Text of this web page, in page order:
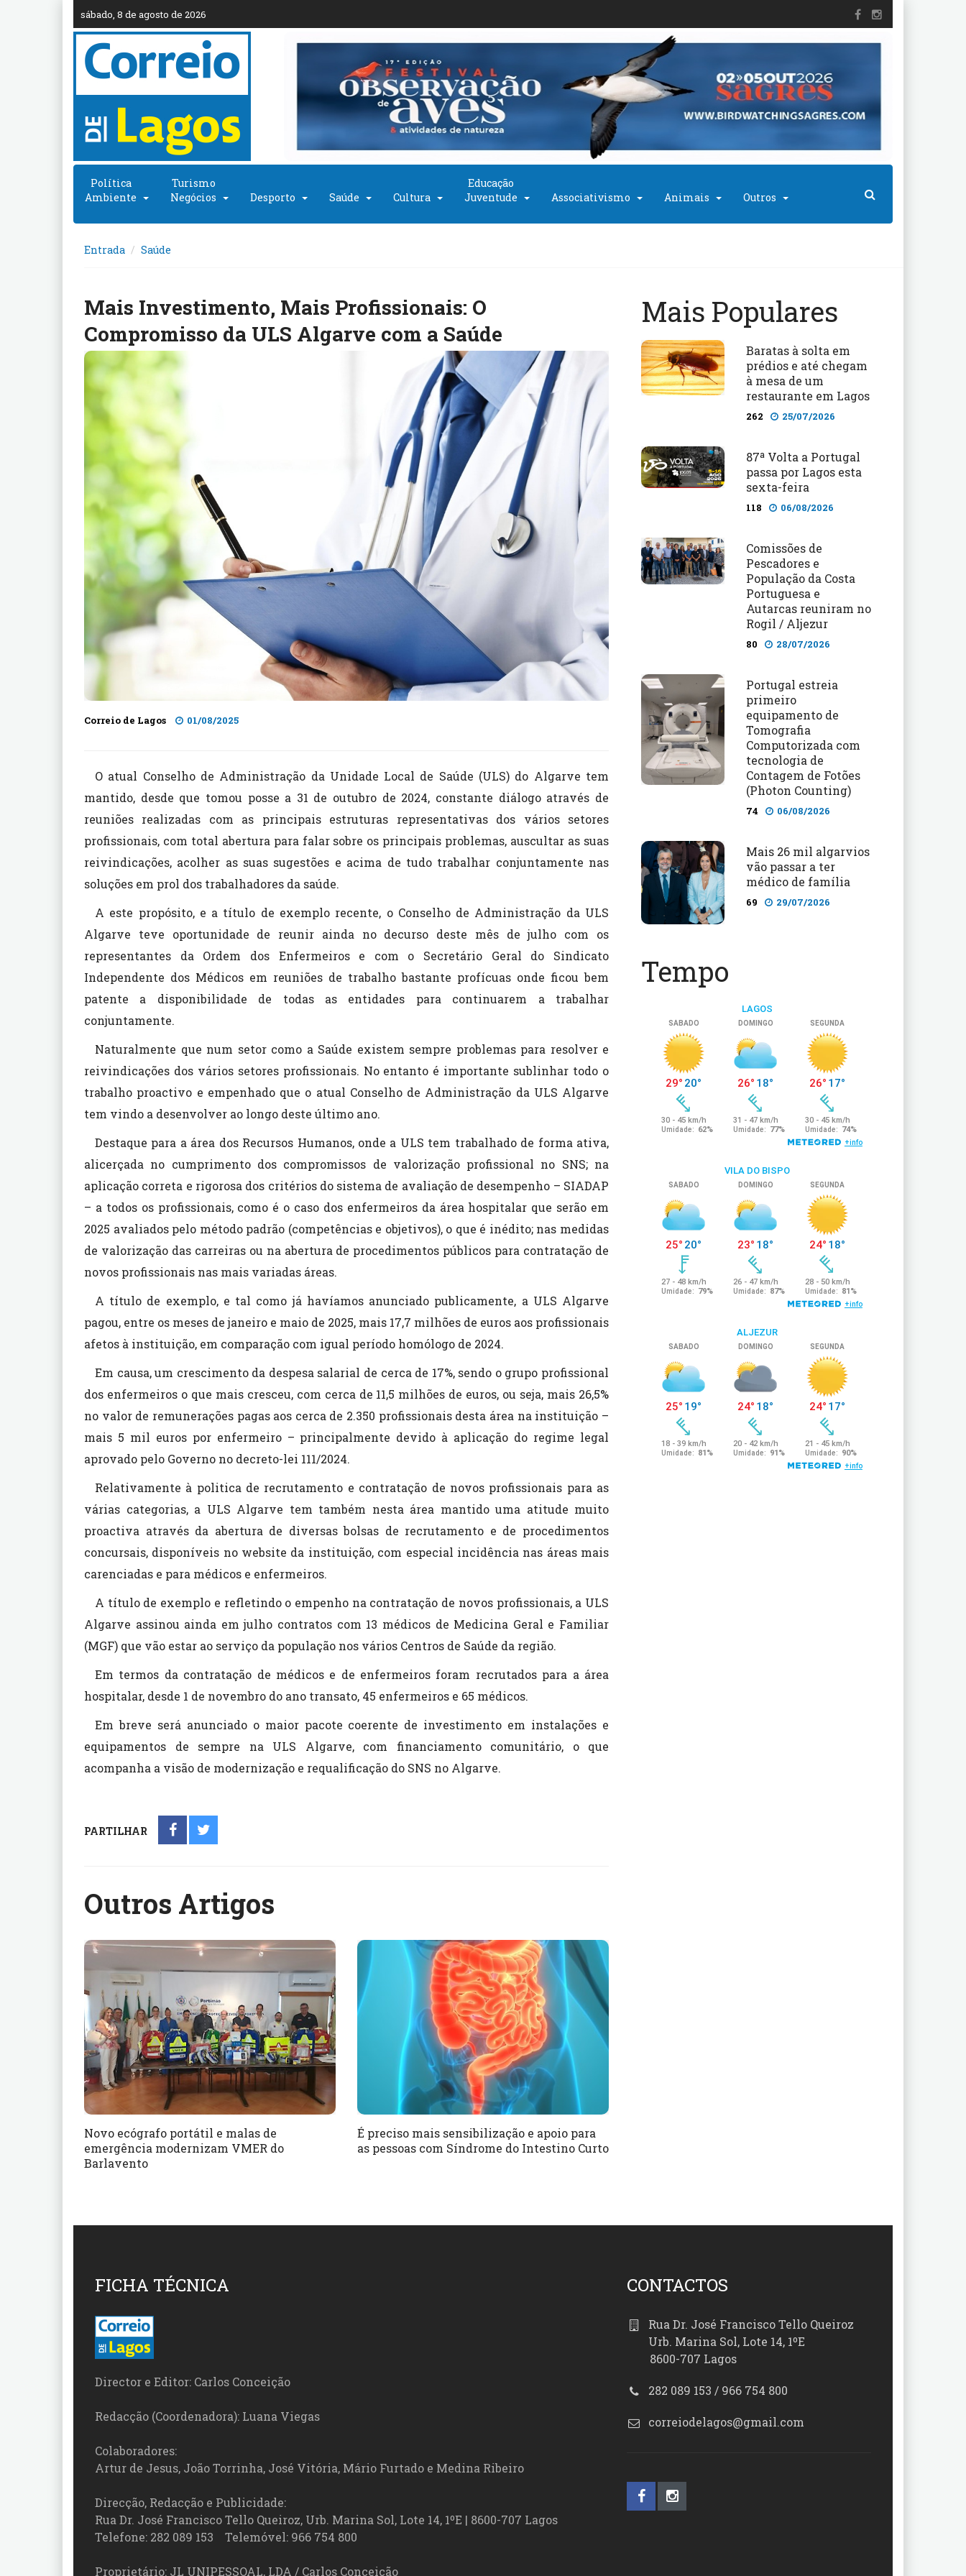
sábado, 8 de agosto de 2026
Política
Ambiente
Turismo
Negócios
Desporto Saúde Cultura
Educação
Juventude
Associativismo Animais Outros
Entrada Saúde
Mais Investimento, Mais Profissionais: O
Compromisso da ULS Algarve com a Saúde
Correio de Lagos 01/08/2025
O atual Conselho de Administração da Unidade Local de Saúde (ULS) do Algarve tem
mantido, desde que tomou posse a 31 de outubro de 2024, constante diálogo através de
reuniões realizadas com as principais estruturas representativas dos vários setores
profissionais, com total abertura para falar sobre os principais problemas, auscultar as suas
reivindicações, acolher as suas sugestões e acima de tudo trabalhar conjuntamente nas
soluções em prol dos trabalhadores da saúde.
A este propósito, e a título de exemplo recente, o Conselho de Administração da ULS
Algarve teve oportunidade de reunir ainda no decurso deste mês de julho com os
representantes da Ordem dos Enfermeiros e com o Secretário Geral do Sindicato
Independente dos Médicos em reuniões de trabalho bastante profícuas onde ficou bem
patente a disponibilidade de todas as entidades para continuarem a trabalhar
conjuntamente.
Naturalmente que num setor como a Saúde existem sempre problemas para resolver e
reivindicações dos vários setores profissionais. No entanto é importante sublinhar todo o
trabalho proactivo e empenhado que o atual Conselho de Administração da ULS Algarve
tem vindo a desenvolver ao longo deste último ano.
Destaque para a área dos Recursos Humanos, onde a ULS tem trabalhado de forma ativa,
alicerçada no cumprimento dos compromissos de valorização profissional no SNS; na
aplicação correta e rigorosa dos critérios do sistema de avaliação de desempenho – SIADAP
– a todos os profissionais, como é o caso dos enfermeiros da área hospitalar que serão em
2025 avaliados pelo método padrão (competências e objetivos), o que é inédito; nas medidas
de valorização das carreiras ou na abertura de procedimentos públicos para contratação de
novos profissionais nas mais variadas áreas.
A título de exemplo, e tal como já havíamos anunciado publicamente, a ULS Algarve
pagou, entre os meses de janeiro e maio de 2025, mais 17,7 milhões de euros aos profissionais
afetos à instituição, em comparação com igual período homólogo de 2024.
Em causa, um crescimento da despesa salarial de cerca de 17%, sendo o grupo profissional
dos enfermeiros o que mais cresceu, com cerca de 11,5 milhões de euros, ou seja, mais 26,5%
no valor de remunerações pagas aos cerca de 2.350 profissionais desta área na instituição –
mais 5 mil euros por enfermeiro – principalmente devido à aplicação do regime legal
aprovado pelo Governo no decreto-lei 111/2024.
Relativamente à politica de recrutamento e contratação de novos profissionais para as
várias categorias, a ULS Algarve tem também nesta área mantido uma atitude muito
proactiva através da abertura de diversas bolsas de recrutamento e de procedimentos
concursais, disponíveis no website da instituição, com especial incidência nas áreas mais
carenciadas e para médicos e enfermeiros.
A título de exemplo e refletindo o empenho na contratação de novos profissionais, a ULS
Algarve assinou ainda em julho contratos com 13 médicos de Medicina Geral e Familiar
(MGF) que vão estar ao serviço da população nos vários Centros de Saúde da região.
Em termos da contratação de médicos e de enfermeiros foram recrutados para a área
hospitalar, desde 1 de novembro do ano transato, 45 enfermeiros e 65 médicos.
Em breve será anunciado o maior pacote coerente de investimento em instalações e
equipamentos de sempre na ULS Algarve, com financiamento comunitário, o que
acompanha a visão de modernização e requalificação do SNS no Algarve.
PARTILHAR
Outros Artigos
Novo ecógrafo portátil e malas de
emergência modernizam VMER do
Barlavento
É preciso mais sensibilização e apoio para
as pessoas com Síndrome do Intestino Curto
Mais Populares
Baratas à solta em
prédios e até chegam
à mesa de um
restaurante em Lagos
262 25/07/2026
87ª Volta a Portugal
passa por Lagos esta
sexta-feira
118 06/08/2026
Comissões de
Pescadores e
População da Costa
Portuguesa e
Autarcas reuniram no
Rogil / Aljezur
80 28/07/2026
Portugal estreia
primeiro
equipamento de
Tomografia
Computorizada com
tecnologia de
Contagem de Fotões
(Photon Counting)
74 06/08/2026
Mais 26 mil algarvios
vão passar a ter
médico de família
69 29/07/2026
Tempo
FICHA TÉCNICA
Director e Editor: Carlos Conceição
Redacção (Coordenadora): Luana Viegas
Colaboradores:
Artur de Jesus, João Torrinha, José Vitória, Mário Furtado e Medina Ribeiro
Direcção, Redacção e Publicidade:
Rua Dr. José Francisco Tello Queiroz, Urb. Marina Sol, Lote 14, 1ºE | 8600-707 Lagos
Telefone: 282 089 153 Telemóvel: 966 754 800
Proprietário: JL UNIPESSOAL, LDA / Carlos Conceição
CONTACTOS
Rua Dr. José Francisco Tello Queiroz
Urb. Marina Sol, Lote 14, 1ºE
8600-707 Lagos
282 089 153 / 966 754 800
correiodelagos@gmail.com